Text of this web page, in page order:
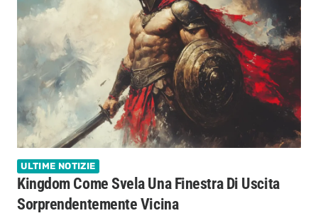
ULTIME NOTIZIE
Kingdom Come Svela Una Finestra Di Uscita
Sorprendentemente Vicina